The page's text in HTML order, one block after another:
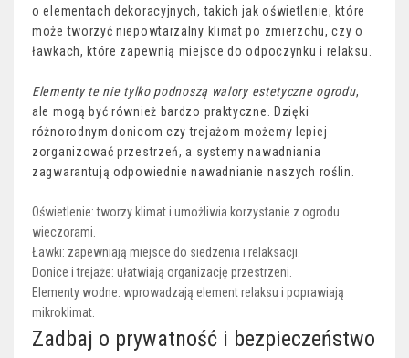
o elementach dekoracyjnych, takich jak oświetlenie, które
może tworzyć niepowtarzalny klimat po zmierzchu, czy o
ławkach, które zapewnią miejsce do odpoczynku i relaksu.
Elementy te nie tylko podnoszą walory estetyczne ogrodu,
ale mogą być również bardzo praktyczne. Dzięki
różnorodnym donicom czy trejażom możemy lepiej
zorganizować przestrzeń, a systemy nawadniania
zagwarantują odpowiednie nawadnianie naszych roślin.
Oświetlenie: tworzy klimat i umożliwia korzystanie z ogrodu
wieczorami.
Ławki: zapewniają miejsce do siedzenia i relaksacji.
Donice i trejaże: ułatwiają organizację przestrzeni.
Elementy wodne: wprowadzają element relaksu i poprawiają
mikroklimat.
Zadbaj o prywatność i bezpieczeństwo